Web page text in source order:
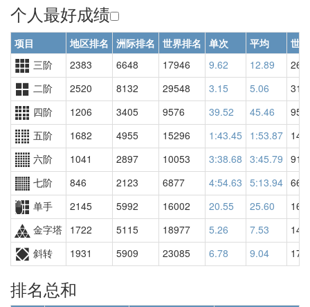
个人最好成绩
项目 地区排名 洲际排名 世界排名 单次 平均
世
三阶
2383 6648 17946 9.62 12.89
二阶
2520 8132 29548 3.15 5.06
四阶
1206 3405 9576 39.52 45.46
五阶
1682 4955 15296 1:43.45 1:53.87
六阶
1041 2897 10053 3:38.68 3:45.79
七阶
846 2123 6877 4:54.63 5:13.94
单手
2145 5992 16002 20.55 25.60
金字塔 1722 5115 18977 5.26 7.53
斜转
1931 5909 23085 6.78 9.04
排名总和